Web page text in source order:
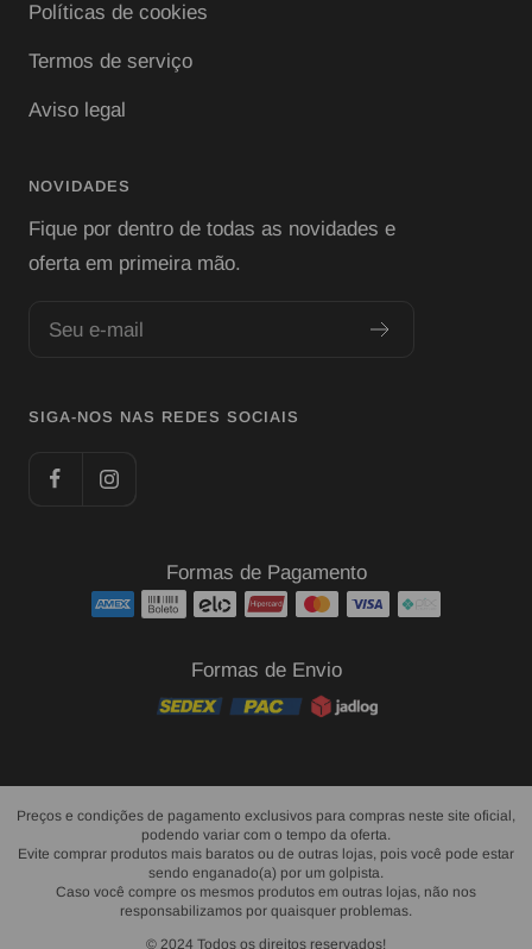
Políticas de cookies
Termos de serviço
Aviso legal
NOVIDADES
Fique por dentro de todas as novidades e
oferta em primeira mão.
Seu e-mail
SIGA-NOS NAS REDES SOCIAIS
Formas de Pagamento
Formas de Envio
Preços e condições de pagamento exclusivos para compras neste site oficial,
podendo variar com o tempo da oferta.
Evite comprar produtos mais baratos ou de outras lojas, pois você pode estar
sendo enganado(a) por um golpista.
Caso você compre os mesmos produtos em outras lojas, não nos
responsabilizamos por quaisquer problemas.
© 2024 Todos os direitos reservados!